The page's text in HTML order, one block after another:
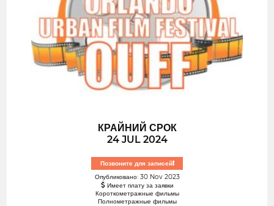
КРАЙНИЙ СРОК
24 JUL 2024
Позвоните для записей!
Опубликовано: 30 Nov 2023
Имеет плату за заявки
Короткометражные фильмы
Полнометражные фильмы